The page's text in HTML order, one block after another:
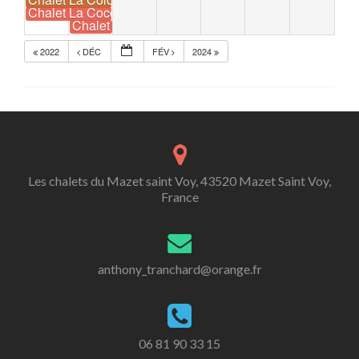
Chalet La Coccinelle Occupé
Chalet La Coccinelle Occupé
2022 DÉC FÉV 2024
Les chalets du Mazet saint Voy, 43520 Mazet Saint Voy,
France
anthony_tranchard@orange.fr
06 81 90 33 15